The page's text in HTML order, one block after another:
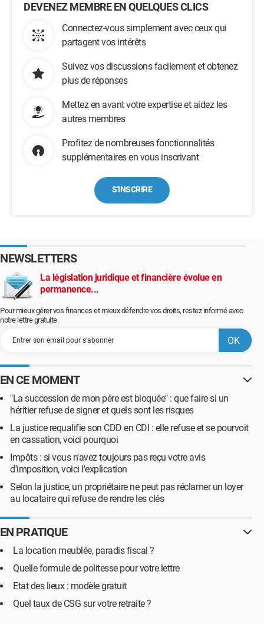
DEVENEZ MEMBRE EN QUELQUES CLICS
Connectez-vous simplement avec ceux qui
partagent vos intérêts
Suivez vos discussions facilement et obtenez
plus de réponses
Mettez en avant votre expertise et aidez les
autres membres
Profitez de nombreuses fonctionnalités
supplémentaires en vous inscrivant
S'INSCRIRE
NEWSLETTERS
La législation juridique et financière évolue en
permanence...
Pour mieux gérer vos finances et mieux défendre vos droits, restez informé avec
notre lettre gratuite.
EN CE MOMENT
"La succession de mon père est bloquée" : que faire si un
héritier refuse de signer et quels sont les risques
La justice requalifie son CDD en CDI : elle refuse et se pourvoit
en cassation, voici pourquoi
Impôts : si vous n'avez toujours pas reçu votre avis
d'imposition, voici l'explication
Selon la justice, un propriétaire ne peut pas réclamer un loyer
au locataire qui refuse de rendre les clés
EN PRATIQUE
La location meublée, paradis fiscal ?
Quelle formule de politesse pour votre lettre
Etat des lieux : modèle gratuit
Quel taux de CSG sur votre retraite ?